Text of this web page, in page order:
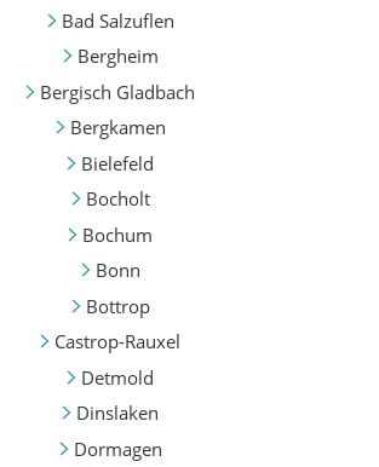
Bad Salzuflen
Bergheim
Bergisch Gladbach
Bergkamen
Bielefeld
Bocholt
Bochum
Bonn
Bottrop
Castrop-Rauxel
Detmold
Dinslaken
Dormagen